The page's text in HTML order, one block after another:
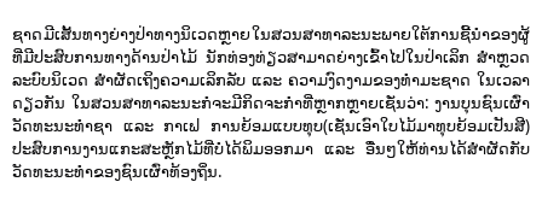
ຊາດ ມີເສັ້ນທາງຍ່າງປ່າທາງນິເວດຫຼາຍ ໃນສວນສາທາລະນະພາຍໃຕ້ການຊີ້ນໍາຂອງຜູ້
ທີ່ມີປະສົບການທາງດ້ານປ່າໄມ້ ນັກທ່ອງທ່ຽວສາມາດຍ່າງເຂົ້າໄປໃນປ່າເລິກ ສໍາຫຼວດ
ລະບົບນິເວດ ສໍາຜັດເຖິງຄວາມເລິກລັບ ແລະ ຄວາມງົດງາມຂອງທໍາມະຊາດ ໃນເວລາ
ດຽວກັນ ໃນສວນສາທາລະນະກໍຈະມີກິດຈະກໍາທີ່ຫຼາກຫຼາຍເຊັ່ນວ່າ: ງານບຸນຊົນເຜົ່າ
ວັດທະນະທໍາຊາ ແລະ ກາເຟ ການຍ້ອມແບບທຸບ(ເຊັ່ນເອົາໃບໄມ້ມາທຸບຍ້ອມເປັນສີ)
ປະສົບການງານແກະສະຫຼັກໄມ້ທີ່ບໍ່ໄດ້ພິມອອກມາ ແລະ ອື່ນໆໃຫ້ທ່ານໄດ້ສໍາຜັດກັບ
ວັດທະນະທໍາຂອງຊົນເຜົ່າທ້ອງຖິ່ນ.